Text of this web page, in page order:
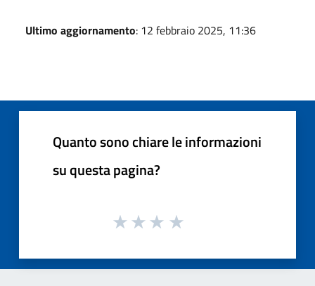
Ultimo aggiornamento: 12 febbraio 2025, 11:36
Quanto sono chiare le informazioni
su questa pagina?